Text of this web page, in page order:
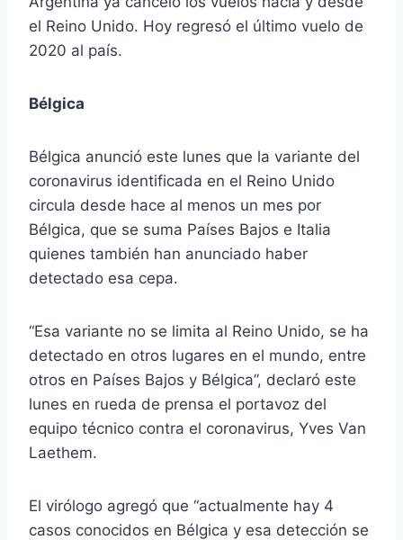
el Reino Unido. Hoy regresó el último vuelo de
2020 al país.
Bélgica
Bélgica anunció este lunes que la variante del
coronavirus identificada en el Reino Unido
circula desde hace al menos un mes por
Bélgica, que se suma Países Bajos e Italia
quienes también han anunciado haber
detectado esa cepa.
“Esa variante no se limita al Reino Unido, se ha
detectado en otros lugares en el mundo, entre
otros en Países Bajos y Bélgica”, declaró este
lunes en rueda de prensa el portavoz del
equipo técnico contra el coronavirus, Yves Van
Laethem.
El virólogo agregó que “actualmente hay 4
casos conocidos en Bélgica y esa detección se